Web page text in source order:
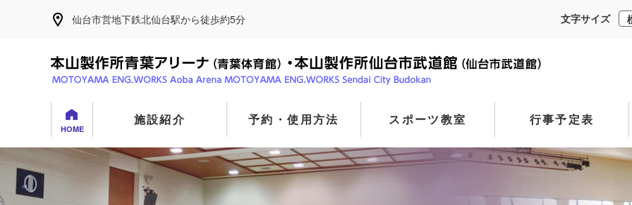
仙台市営地下鉄北仙台駅から徒歩約5分 文字サイズ
HOME
施設紹介 予約・使用方法 スポーツ教室 行事予定表